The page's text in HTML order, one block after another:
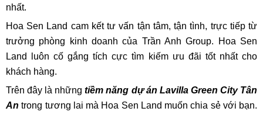
nhất.
Hoa Sen Land cam kết tư vấn tận tâm, tận tình, trực tiếp từ
trưởng phòng kinh doanh của Trần Anh Group. Hoa Sen
Land luôn cố gắng tích cực tìm kiếm ưu đãi tốt nhất cho
khách hàng.
Trên đây là những tiềm năng dự án Lavilla Green City Tân
An trong tương lai mà Hoa Sen Land muốn chia sẻ với bạn.